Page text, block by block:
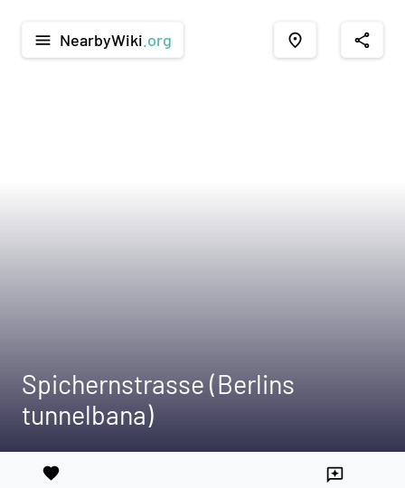
menu NearbyWiki .org place share
Spichernstrasse (Berlins
tunnelbana)
favorite reviews